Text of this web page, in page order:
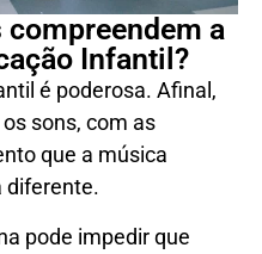
a
Infantil?
é poderosa. Afinal,
sons, com as
que a música
diferente.
pode impedir que